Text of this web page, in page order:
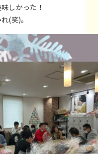
しかった！
(笑)。